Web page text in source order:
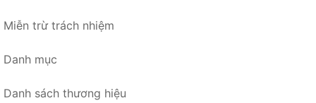
Miễn trừ trách nhiệm
Danh mục
Danh sách thương hiệu